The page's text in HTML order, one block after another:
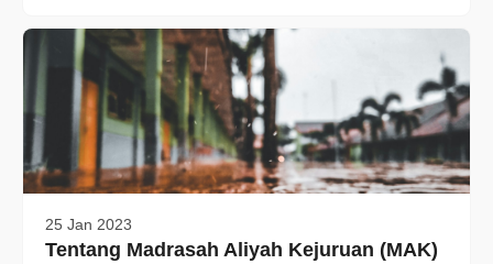
25 Jan 2023
Tentang Madrasah Aliyah Kejuruan (MAK)